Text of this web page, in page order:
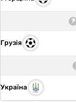
Грузія
Україна